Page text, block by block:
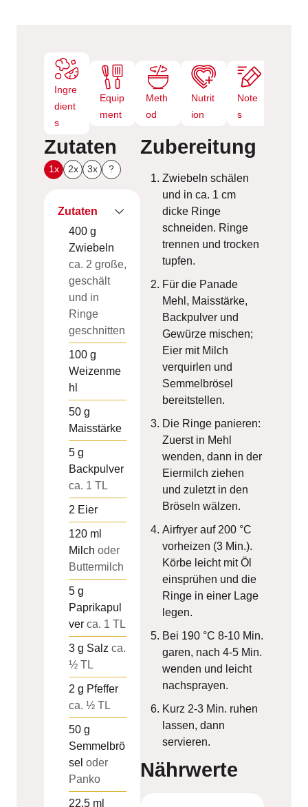
Ingre
dient
s
Equip
ment
Meth
od
Nutrit
ion
Note
s
Zutaten
1x 2x 3x ?
Zutaten
400 g
Zwiebeln
ca. 2 große,
geschält
und in
Ringe
geschnitten
100 g
Weizenme
hl
50 g
Maisstärke
5 g
Backpulver
ca. 1 TL
2 Eier
120 ml
Milch oder
Buttermilch
5 g
Paprikapul
ver ca. 1 TL
3 g Salz ca.
½ TL
2 g Pfeffer
ca. ½ TL
50 g
Semmelbrö
sel oder
Panko
22.5 ml
Zubereitung
Zwiebeln schälen
und in ca. 1 cm
dicke Ringe
schneiden. Ringe
trennen und trocken
tupfen.
Für die Panade
Mehl, Maisstärke,
Backpulver und
Gewürze mischen;
Eier mit Milch
verquirlen und
Semmelbrösel
bereitstellen.
Die Ringe panieren:
Zuerst in Mehl
wenden, dann in der
Eiermilch ziehen
und zuletzt in den
Bröseln wälzen.
Airfryer auf 200 °C
vorheizen (3 Min.).
Körbe leicht mit Öl
einsprühen und die
Ringe in einer Lage
legen.
Bei 190 °C 8-10 Min.
garen, nach 4-5 Min.
wenden und leicht
nachsprayen.
Kurz 2-3 Min. ruhen
lassen, dann
servieren.
Nährwerte